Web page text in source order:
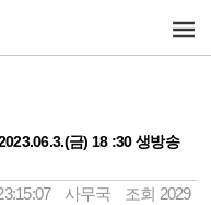
금) 18 :30 생방송
사무국 조회 2029